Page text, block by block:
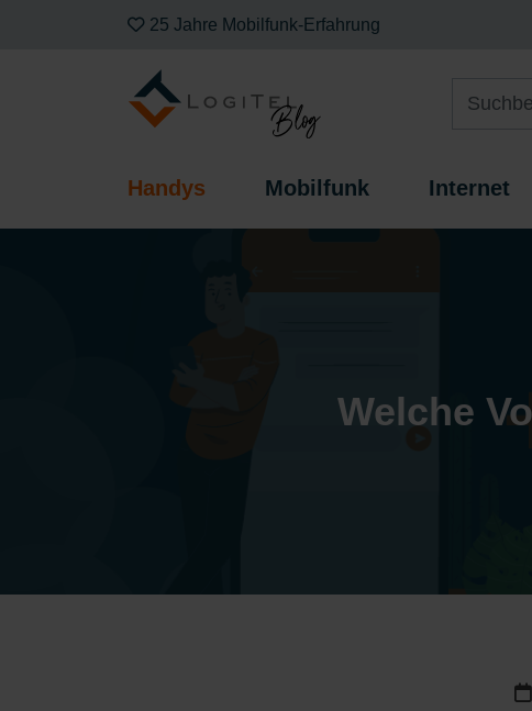
25 Jahre Mobilfunk-Erfahrung
Handys Mobilfunk Internet
Welche